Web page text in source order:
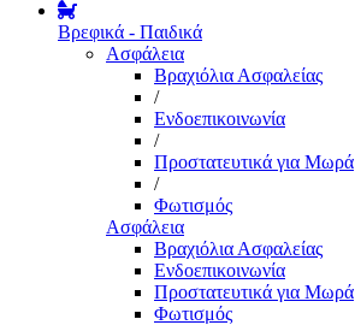
Βρεφικά - Παιδικά
Ασφάλεια
Βραχιόλια Ασφαλείας
/
Ενδοεπικοινωνία
/
Προστατευτικά για Μωρά
/
Φωτισμός
Ασφάλεια
Βραχιόλια Ασφαλείας
Ενδοεπικοινωνία
Προστατευτικά για Μωρά
Φωτισμός